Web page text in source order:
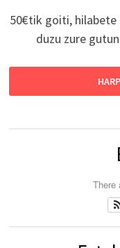
50€tik goiti, hilabete
duzu zure
There